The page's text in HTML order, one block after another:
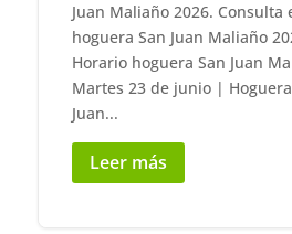
Juan Maliaño 2026. Consulta
hoguera San Juan Maliaño
Horario hoguera San Juan
Martes 23 de junio |
Juan...
Leer más